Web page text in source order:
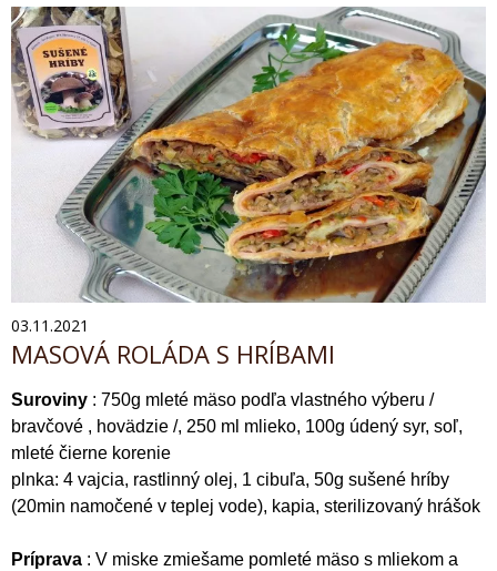
03.11.2021
MASOVÁ ROLÁDA S HRÍBAMI
Suroviny : 750g mleté mäso podľa vlastného výberu /
bravčové , hovädzie /, 250 ml mlieko, 100g údený syr, soľ,
mleté čierne korenie
plnka: 4 vajcia, rastlinný olej, 1 cibuľa, 50g sušené hríby
(20min namočené v teplej vode), kapia, sterilizovaný hrášok
Príprava : V miske zmiešame pomleté mäso s mliekom a